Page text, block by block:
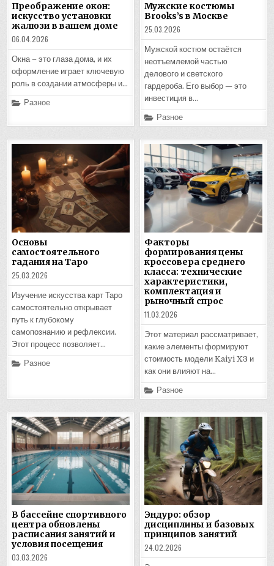
Преображение окон:
искусство установки
жалюзи в вашем доме
06.04.2026
Окна – это глаза дома, и их
оформление играет ключевую
роль в создании атмосферы и…
Posted
Разное
Мужские костюмы
Brooks’s в Москве
25.03.2026
Мужской костюм остаётся
неотъемлемой частью
делового и светского
гардероба. Его выбор — это
инвестиция в…
Posted
in
Разное
Основы
самостоятельного
гадания на Таро
25.03.2026
Изучение искусства карт Таро
самостоятельно открывает
путь к глубокому
самопознанию и рефлексии.
Этот процесс позволяет…
Posted
Разное
Факторы
формирования цены
кроссовера среднего
класса: технические
характеристики,
комплектация и
рыночный спрос
11.03.2026
Этот материал рассматривает,
какие элементы формируют
стоимость модели Kaiyi X3 и
как они влияют на…
Posted
in
Разное
В бассейне спортивного
центра обновлены
расписания занятий и
условия посещения
03.03.2026
Эндуро: обзор
дисциплины и базовых
принципов занятий
24.02.2026